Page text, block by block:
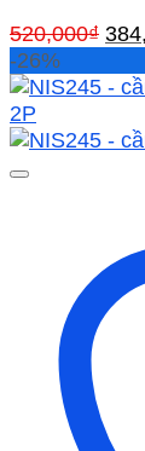
520,000₫ Giá
là:
-26%